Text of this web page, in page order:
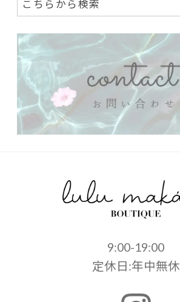
9:00-19:00
定休日:年中無休